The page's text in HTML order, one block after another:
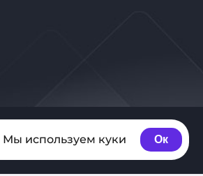
Мы используем куки Ок
магазин «ID Store»